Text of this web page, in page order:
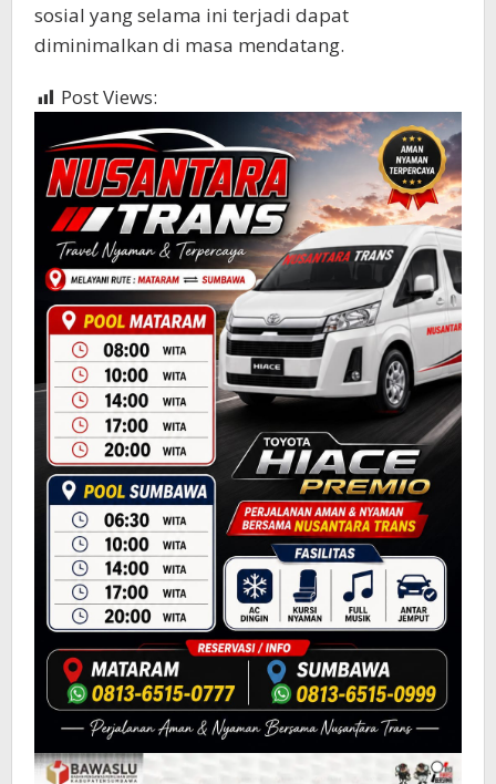
sosial yang selama ini terjadi dapat
diminimalkan di masa mendatang.
Post Views: